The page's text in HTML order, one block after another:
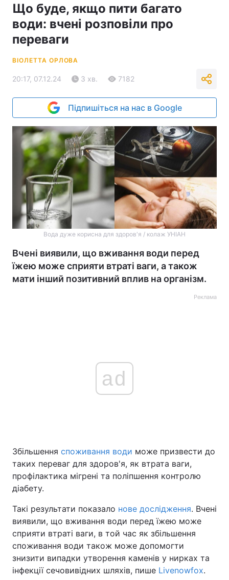
Що буде, якщо пити багато
води: вчені розповіли про
переваги
ВІОЛЕТТА ОРЛОВА
20:17, 07.12.24 3 хв. 7182
Підпишіться на нас в Google
Вода дуже корисна для здоров'я / колаж УНІАН
Вчені виявили, що вживання води перед
їжею може сприяти втраті ваги, а також
мати інший позитивний вплив на організм.
Реклама
ad
Збільшення споживання води може призвести до
таких переваг для здоров'я, як втрата ваги,
профілактика мігрені та поліпшення контролю
діабету.
Такі результати показало нове дослідження. Вчені
виявили, що вживання води перед їжею може
сприяти втраті ваги, в той час як збільшення
споживання води також може допомогти
знизити випадки утворення каменів у нирках та
інфекції сечовивідних шляхів, пише Livenowfox.